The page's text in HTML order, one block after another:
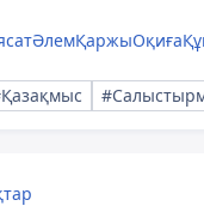
ӘлемҚаржыОқиға